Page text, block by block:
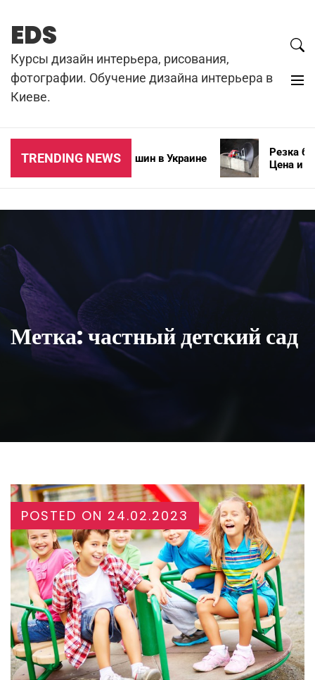
content
EDS
Курсы дизайн интерьера, рисования,
фотографии. Обучение дизайна интерьера в
Киеве.
TRENDING NEWS
Типы зимних автошин в Украине
Резка
Цена и
Метка:частный детский сад
POSTED ON 24.02.2023